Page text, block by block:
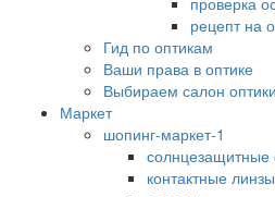
рецепт на
Гид по оптикам
Ваши права в оптике
Выбираем салон оптики
Маркет
шопинг-маркет-1
солнцезащитные
контактные линзы